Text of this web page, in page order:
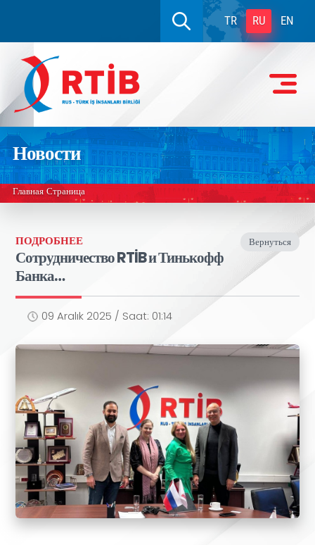
TR RU EN
Новости
Главная Страница
Вернуться
ПОДРОБНЕЕ
Сотрудничество RTİB и Тинькофф
Банка…
09 Aralık 2025 / Saat: 01:14